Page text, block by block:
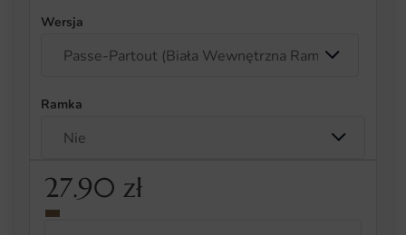
Wersja
Ramka
27.90 zł